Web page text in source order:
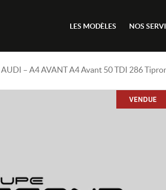
LES MODÈLES NOS
AUDI – A4 AVANT A4 Avant 50 TDI 286
VENDUE